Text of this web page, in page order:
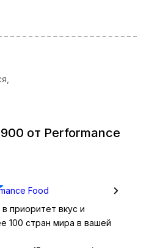
от Performance
приоритет вкус и
100 стран мира в вашей